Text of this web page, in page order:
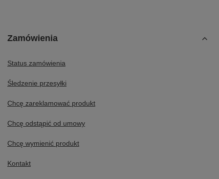
Zamówienia
Status zamówienia
Śledzenie przesyłki
Chcę zareklamować produkt
Chcę odstąpić od umowy
Chcę wymienić produkt
Kontakt